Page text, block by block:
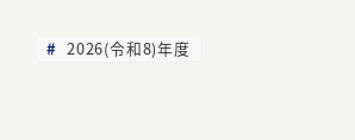
2026(令和8)年度